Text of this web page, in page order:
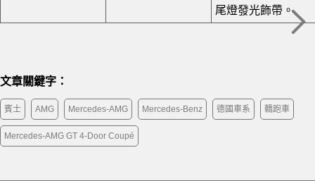
尾燈發光飾帶。
文章關鍵字：
賓士 AMG Mercedes-AMG Mercedes-Benz 德國車系 轎跑車
Mercedes-AMG GT 4-Door Coupé